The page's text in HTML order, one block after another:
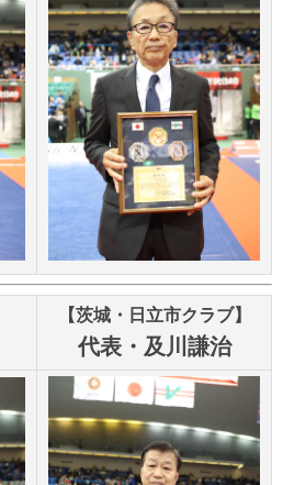
【茨城・日立市クラブ】
代表・及川謙治